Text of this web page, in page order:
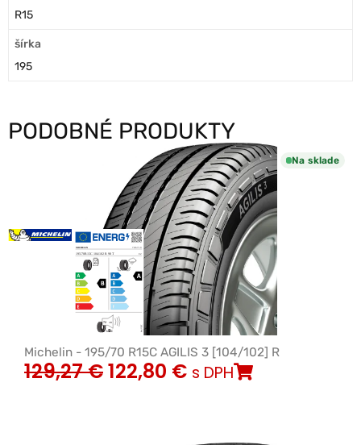
R15
šírka
195
PODOBNÉ PRODUKTY
Na sklade
Michelin - 195/70 R15C AGILIS 3 [104/102] R
129,27€122,80 € s DPH